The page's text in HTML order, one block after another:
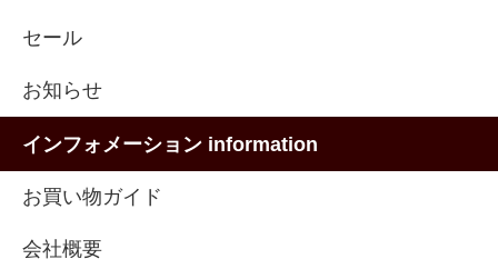
セール
お知らせ
インフォメーション information
お買い物ガイド
会社概要